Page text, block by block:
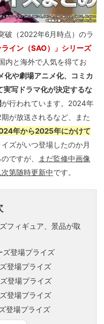
破（2022年6月時点）のラ
ライン（SAO）」シリーズ
内と海外で人気を得てお
化や劇場アニメ化、コミカ
写ドラマ化が決定するな
が行われています。2024年
が放送されるなど、また
年から2025年にかけて
ズがいつ登場したのか月
ですが、
まだ監修中画像
第随時更新中です。
フィギュア、景品が取
ズ登場プライズ
登場プライズ
登場プライズ
登場プライズ
登場プライズ